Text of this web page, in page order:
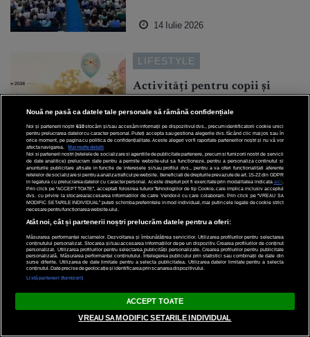
14 Iulie 2026
LIFESTYLE
Activități pentru copii și
Charity Run 2026
14 Iulie 2026
Nouă ne pasă ca datele tale personale să rămână confidențiale
Noi și partenerii noștri 610stocăm și/sau accesăm informații pe dispozitivul dvs., precum identificatorii cookie unici
pentru prelucrarea datelor cu caracter personal. Puteți accepta sau gestiona alegerile dvs. făcând clic mai jos sau în
orice moment, pe pagina cu politica de confidențialitate. Aceste alegeri vor fi raportate partenerilor noștri și nu vă vor
afecta navigarea.
Mai multe detalii
Noi si partenerii nostri (retelele de socializare si agentiile de publicitate partenere, precum si furnizorii nostri de servicii
de date analitice) prelucram date pentru a permite website-ului sa functioneze, pentru a personaliza continutul si
anunturile publicitare afisate in functie de interesele si/sau profilul dvs., pentru a va oferi functionalitati aferente
retelelor de socializare si pentru a analiza traficul pe website. Beneficiati de drepturile prevazute de art. 15-22 din GDPR
in legatura cu prelucrarea datelor cu caracter personal. Aceste drepturi pot fi exercitate prin modalitatea indicata aici
Prin click pe “ACCEPT TOATE”, acceptati folosirea tuturor Tehnologiilor de tip Cookie, care implica inclusiv acceptul
dvs. cu privire la stocarea/accesarea informatiilor de catre Vendor-ii cu care colaboram. Prin click pe “VREAU SA
MODIFIC SETARILE INDIVIDUAL” puteti schimba preferintele in mod individual, mai putin cele legate de cookie strict
necesare pentru functionarea website-ului.
Atât noi, cât și partenerii noștri prelucrăm datele pentru a oferi:
Măsurarea performanței reclamelor. Dezvoltarea și îmbunătățirea serviciilor. Utilizarea profilurilor pentru selectarea
conținutului personalizat. Stocarea și/sau accesarea informațiilor de pe un dispozitiv. Crearea profilurilor de conținut
personalizat. Utilizarea profilurilor pentru selectarea publicității personalizate. Crearea profilurilor pentru publicitate
personalizată. Măsurarea performanței conținutului. Înțelegerea publicului prin statistici sau combinații de date din
surse diferite. Utilizarea de date limitate pentru a selecta publicitatea. Utilizarea datelor limitate pentru a selecta
conținutul. Date precise de geolocație și identificarea prin scanarea dispozitivului.
Listă parteneri (furnizori)
ACCEPT TOATE
VREAU SA MODIFIC SETARILE INDIVIDUAL